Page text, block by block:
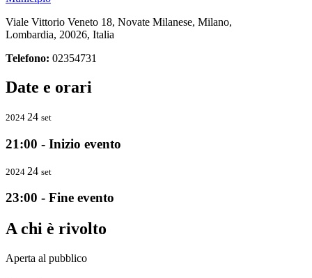
Viale Vittorio Veneto 18, Novate Milanese, Milano,
Lombardia, 20026, Italia
Telefono: 02354731
Date e orari
2024 24 set
21:00 - Inizio evento
2024 24 set
23:00 - Fine evento
A chi è rivolto
Aperta al pubblico